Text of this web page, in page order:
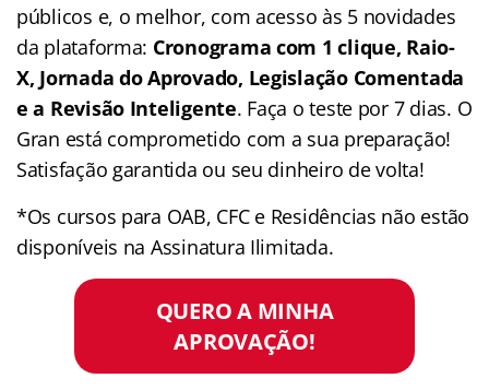
públicos e, o melhor, com acesso às 5 novidades
da plataforma: Cronograma com 1 clique, Raio-
X, Jornada do Aprovado, Legislação Comentada
e a Revisão Inteligente. Faça o teste por 7 dias. O
Gran está comprometido com a sua preparação!
Satisfação garantida ou seu dinheiro de volta!
*Os cursos para OAB, CFC e Residências não estão
disponíveis na Assinatura Ilimitada.
QUERO A MINHA
APROVAÇÃO!